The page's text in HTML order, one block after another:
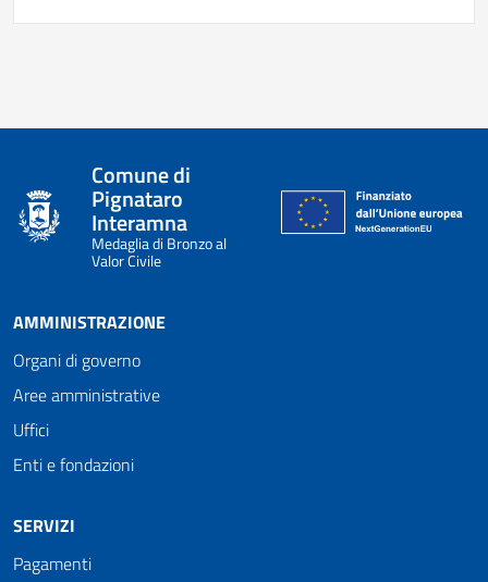
Comune di
Pignataro
Interamna
Medaglia di Bronzo al
Valor Civile
AMMINISTRAZIONE
Organi di governo
Aree amministrative
Uffici
Enti e fondazioni
SERVIZI
Pagamenti